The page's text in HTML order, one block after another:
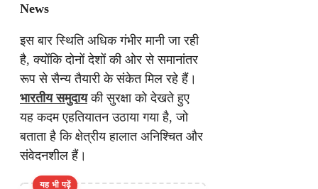
News
इस बार स्थिति अधिक गंभीर मानी जा रही
है, क्योंकि दोनों देशों की ओर से समानांतर
रूप से सैन्य तैयारी के संकेत मिल रहे हैं।
भारतीय समुदायकी सुरक्षा को देखते हुए
यह कदम एहतियातन उठाया गया है, जो
बताता है कि क्षेत्रीय हालात अनिश्चित और
संवेदनशील हैं।
यह भी पढ़ें